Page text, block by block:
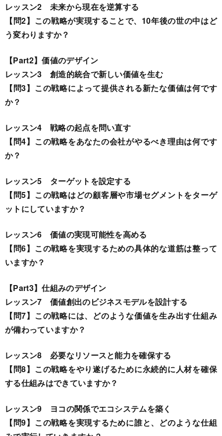
レッスン2 未来から現在を逆算する
【問2】この戦略が実現することで、10年後の世の中はど
う変わりますか？
【Part2】価値のデザイン
レッスン3 創造的統合で新しい価値を生む
【問3】この戦略によって提供される新たな価値は何です
か？
レッスン4 戦略の起点を問い直す
【問4】この戦略をあなたの会社がやるべき理由は何です
か？
レッスン5 ターゲットを設定する
【問5】この戦略はどの顧客層や市場セグメントをターゲ
ットにしていますか？
レッスン6 価値の実現可能性を高める
【問6】この戦略を実現するための具体的な道筋は整って
いますか？
【Part3】仕組みのデザイン
レッスン7 価値創出のビジネスモデルを設計する
【問7】この戦略には、どのような価値を生み出す仕組み
が備わっていますか？
レッスン8 必要なリソースと能力を確保する
【問8】この戦略をやり遂げるために永続的に人材を確保
する仕組みはできていますか？
レッスン9 ヨコの関係でエコシステムを築く
【問9】この戦略を実現するために誰と、どのような仕組